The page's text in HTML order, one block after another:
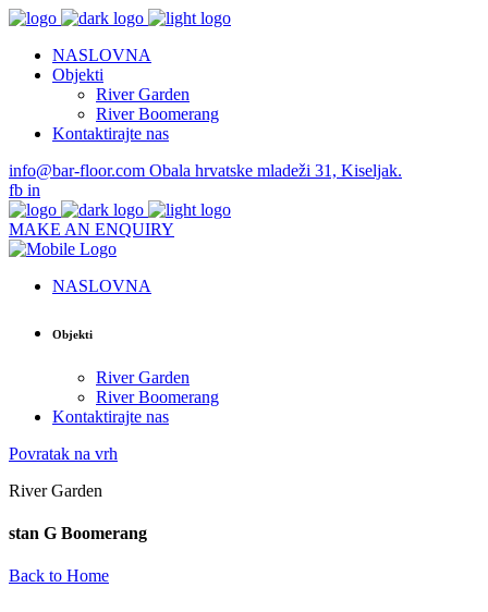
NASLOVNA
Objekti
River Garden
River Boomerang
Kontaktirajte nas
info@bar-floor.com Obala hrvatske mladeži 31, Kiseljak.
fb in
MAKE AN ENQUIRY
NASLOVNA
Objekti
River Garden
River Boomerang
Kontaktirajte nas
Povratak na vrh
River Garden
stan G Boomerang
Back to Home